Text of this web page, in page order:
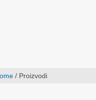
/ Proizvodi